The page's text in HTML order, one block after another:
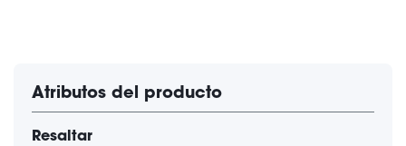
Atributos del producto
Resaltar